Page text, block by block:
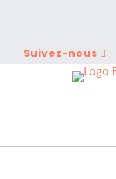
Suivez-nous